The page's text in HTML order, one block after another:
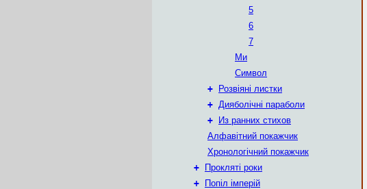
5
6
7
Ми
Символ
+
Розвіяні листки
+ Дияболічні параболи
+
Из ранних стихов
Алфавітний покажчик
Хронологічний покажчик
+
Прокляті роки
+
Попіл імперій